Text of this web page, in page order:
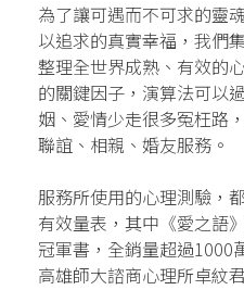
為了讓可遇而不可求的靈
以追求的真實幸福，我們
整理全世界成熟、有效的
的關鍵因子，演算法可以
姻、愛情少走很多冤枉路
聯誼、相親、婚友服務。
服務所使用的心理測驗，
有效量表，其中《愛之語
冠軍書，全銷量超過1000
高雄師大諮商心理所卓紋